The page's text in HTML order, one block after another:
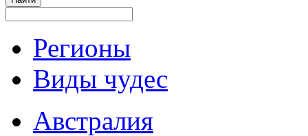
Регионы
Виды чудес
Австралия